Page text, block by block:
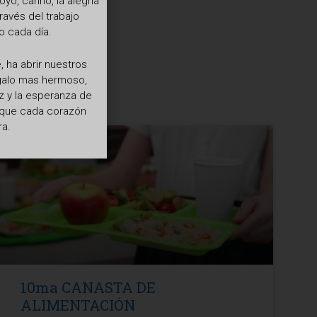
10ma CANASTA DE
ALIMENTACIÓN
del trabajo
cada día.
ha abrir nuestros
mas hermoso,
y la esperanza de
cada corazón